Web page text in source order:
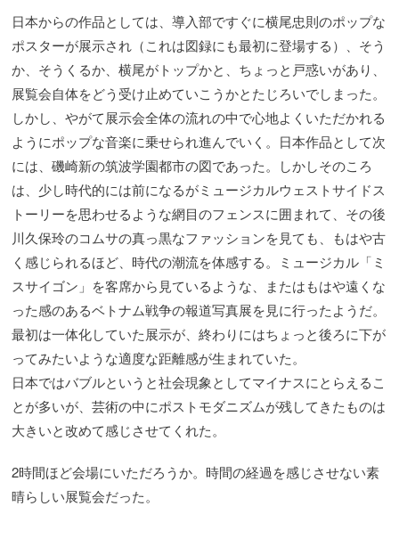
日本からの作品としては、導入部ですぐに横尾忠則のポップな
ポスターが展示され（これは図録にも最初に登場する）、そう
か、そうくるか、横尾がトップかと、ちょっと戸惑いがあり、
展覧会自体をどう受け止めていこうかとたじろいでしまった。
しかし、やがて展示会全体の流れの中で心地よくいただかれる
ようにポップな音楽に乗せられ進んでいく。日本作品として次
には、磯崎新の筑波学園都市の図であった。しかしそのころ
は、少し時代的には前になるがミュージカルウェストサイドス
トーリーを思わせるような網目のフェンスに囲まれて、その後
川久保玲のコムサの真っ黒なファッションを見ても、もはや古
く感じられるほど、時代の潮流を体感する。ミュージカル「ミ
スサイゴン」を客席から見ているような、またはもはや遠くな
った感のあるベトナム戦争の報道写真展を見に行ったようだ。
最初は一体化していた展示が、終わりにはちょっと後ろに下が
ってみたいような適度な距離感が生まれていた。
日本ではバブルというと社会現象としてマイナスにとらえるこ
とが多いが、芸術の中にポストモダニズムが残してきたものは
大きいと改めて感じさせてくれた。
2時間ほど会場にいただろうか。時間の経過を感じさせない素
晴らしい展覧会だった。